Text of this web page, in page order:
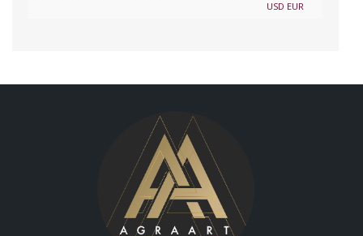
USD EUR